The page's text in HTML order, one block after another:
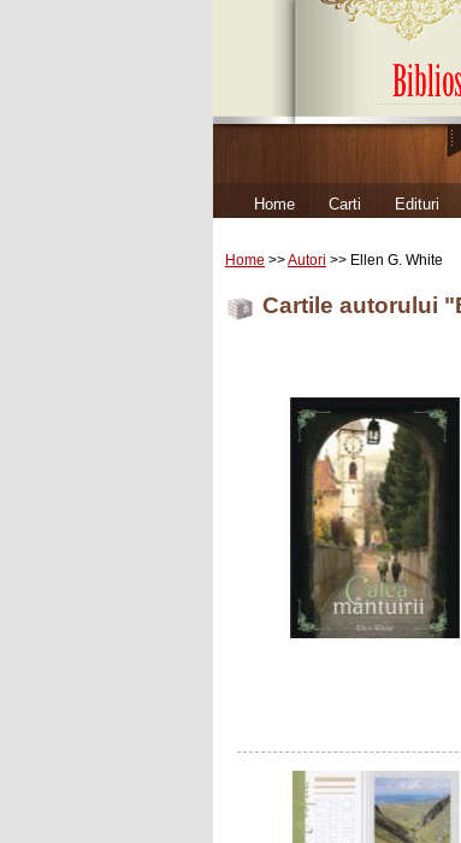
Home Carti Edituri
Home >>Autori >> Ellen G. White
Cartile autorului